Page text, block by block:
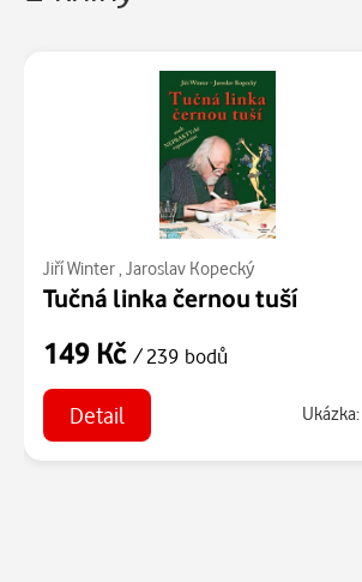
Jiří Winter, Jaroslav Kopecký
Tučná linka černou tuší
149 Kč / 239 bodů
Detail Ukázka: